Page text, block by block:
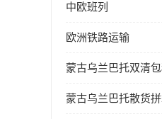
中欧班列
欧洲铁路运输
蒙古乌兰巴托双清
蒙古乌兰巴托散货